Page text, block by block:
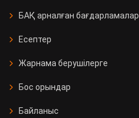
БАҚ арналған бағдарламалар
Есептер
Жарнама берушілерге
Бос орындар
Байланыс